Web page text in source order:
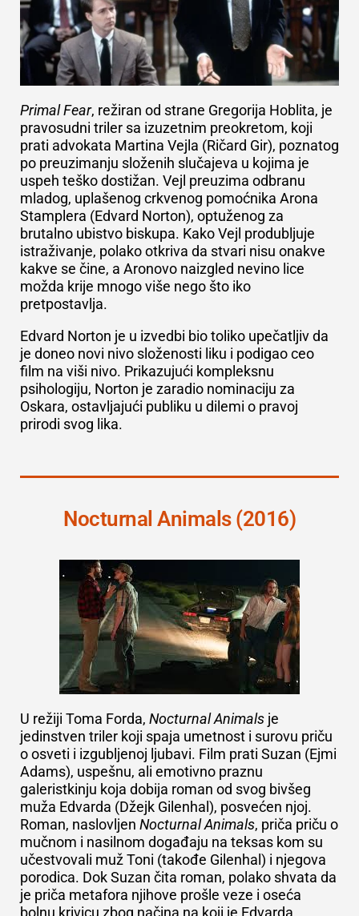
Primal Fear, režiran od strane Gregorija Hoblita, je
pravosudni triler sa izuzetnim preokretom, koji
prati advokata Martina Vejla (Ričard Gir), poznatog
po preuzimanju složenih slučajeva u kojima je
uspeh teško dostižan. Vejl preuzima odbranu
mladog, uplašenog crkvenog pomoćnika Arona
Stamplera (Edvard Norton), optuženog za
brutalno ubistvo biskupa. Kako Vejl produbljuje
istraživanje, polako otkriva da stvari nisu onakve
kakve se čine, a Aronovo naizgled nevino lice
možda krije mnogo više nego što iko
pretpostavlja.
Edvard Norton je u izvedbi bio toliko upečatljiv da
je doneo novi nivo složenosti liku i podigao ceo
film na viši nivo. Prikazujući kompleksnu
psihologiju, Norton je zaradio nominaciju za
Oskara, ostavljajući publiku u dilemi o pravoj
prirodi svog lika.
Nocturnal Animals (2016)
U režiji Toma Forda, Nocturnal Animals je
jedinstven triler koji spaja umetnost i surovu priču
o osveti i izgubljenoj ljubavi. Film prati Suzan (Ejmi
Adams), uspešnu, ali emotivno praznu
galeristkinju koja dobija roman od svog bivšeg
muža Edvarda (Džejk Gilenhal), posvećen njoj.
Roman, naslovljen Nocturnal Animals, priča priču o
mučnom i nasilnom događaju na teksas kom su
učestvovali muž Toni (takođe Gilenhal) i njegova
porodica. Dok Suzan čita roman, polako shvata da
je priča metafora njihove prošle veze i oseća
bolnu krivicu zbog načina na koji je Edvarda